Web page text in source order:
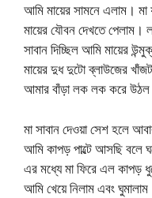
আমি মায়ের সামনে এলাম।
মায়ের যৌবন দেখতে পেলাম।
সাবান দিচ্ছিল আমি মায়ের
মায়ের দুধ দুটো ব্লাউজের
আমার বাঁড়া লক লক করে
মা সাবান দেওয়া সেশ হলে
আমি কাপড় পাল্টে আসছি বলে
এর মধ্যে মা ফিরে এল কাপড়
আমি খেয়ে নিলাম এবং